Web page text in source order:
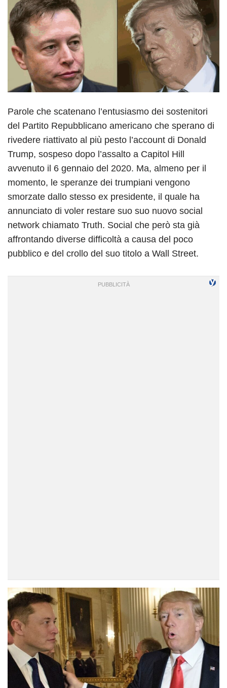
Parole che scatenano l’entusiasmo dei sostenitori
del Partito Repubblicano americano che sperano di
rivedere riattivato al più pesto l’account di Donald
Trump, sospeso dopo l’assalto a Capitol Hill
avvenuto il 6 gennaio del 2020. Ma, almeno per il
momento, le speranze dei trumpiani vengono
smorzate dallo stesso ex presidente, il quale ha
annunciato di voler restare suo suo nuovo social
network chiamato Truth. Social che però sta già
affrontando diverse difficoltà a causa del poco
pubblico e del crollo del suo titolo a Wall Street.